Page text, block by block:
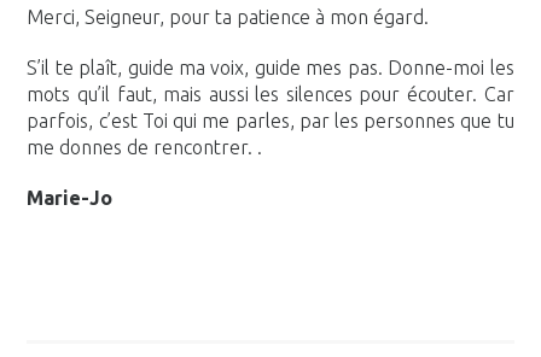
Merci, Seigneur, pour ta patience à mon égard.
S’il te plaît, guide ma voix, guide mes pas. Donne-moi les
mots qu’il faut, mais aussi les silences pour écouter. Car
parfois, c’est Toi qui me parles, par les personnes que tu
me donnes de rencontrer. .
Marie-Jo